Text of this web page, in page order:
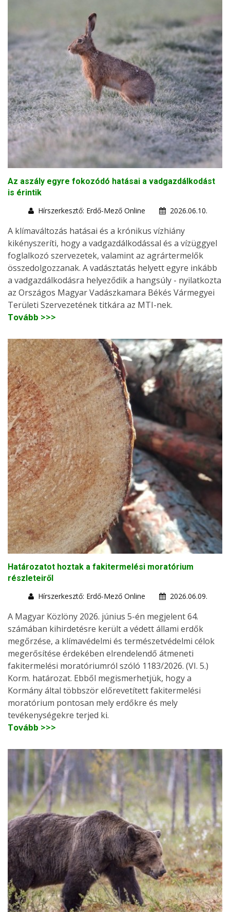
Az aszály egyre fokozódó hatásai a vadgazdálkodást
is érintik
Hírszerkesztő: Erdő-Mező Online
2026.06.10.
A klímaváltozás hatásai és a krónikus vízhiány
kikényszeríti, hogy a vadgazdálkodással és a vízüggyel
foglalkozó szervezetek, valamint az agrártermelők
összedolgozzanak. A vadásztatás helyett egyre inkább
a vadgazdálkodásra helyeződik a hangsúly - nyilatkozta
az Országos Magyar Vadászkamara Békés Vármegyei
Területi Szervezetének titkára az MTI-nek.
Tovább >>>
Határozatot hoztak a fakitermelési moratórium
részleteiről
Hírszerkesztő: Erdő-Mező Online
2026.06.09.
A Magyar Közlöny 2026. június 5-én megjelent 64.
számában kihirdetésre került a védett állami erdők
megőrzése, a klímavédelmi és természetvédelmi célok
megerősítése érdekében elrendelendő átmeneti
fakitermelési moratóriumról szóló 1183/2026. (VI. 5.)
Korm. határozat. Ebből megismerhetjük, hogy a
Kormány által többször előrevetített fakitermelési
moratórium pontosan mely erdőkre és mely
tevékenységekre terjed ki.
Tovább >>>